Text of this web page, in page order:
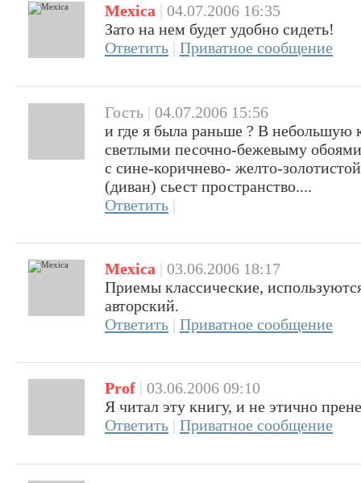
Mexica | 04.07.2006 16:35
Зато на нем будет удобно сидеть!
Ответить | Приватное сообщение
Гость | 04.07.2006 15:56
и где я была раньше ? В небольшую
светлыми песочно-бежевыму
с сине-коричнево- желто-
(диван) сьест пространство....
Ответить |
Mexica | 03.06.2006 18:17
Приемы классические,
авторский.
Ответить | Приватное сообщение
Prof | 03.06.2006 09:10
Я читал эту книгу, и не этично
Ответить | Приватное сообщение